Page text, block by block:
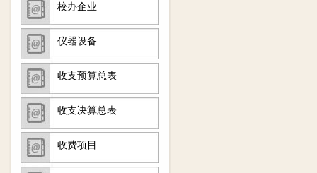
校办企业
仪器设备
收支预算总表
收支决算总表
收费项目